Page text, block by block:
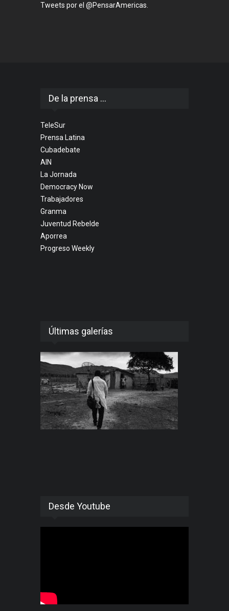
Tweets por el @PensarAmericas.
De la prensa ...
TeleSur
Prensa Latina
Cubadebate
AIN
La Jornada
Democracy Now
Trabajadores
Granma
Juventud Rebelde
Aporrea
Progreso Weekly
Últimas galerías
Desde Youtube